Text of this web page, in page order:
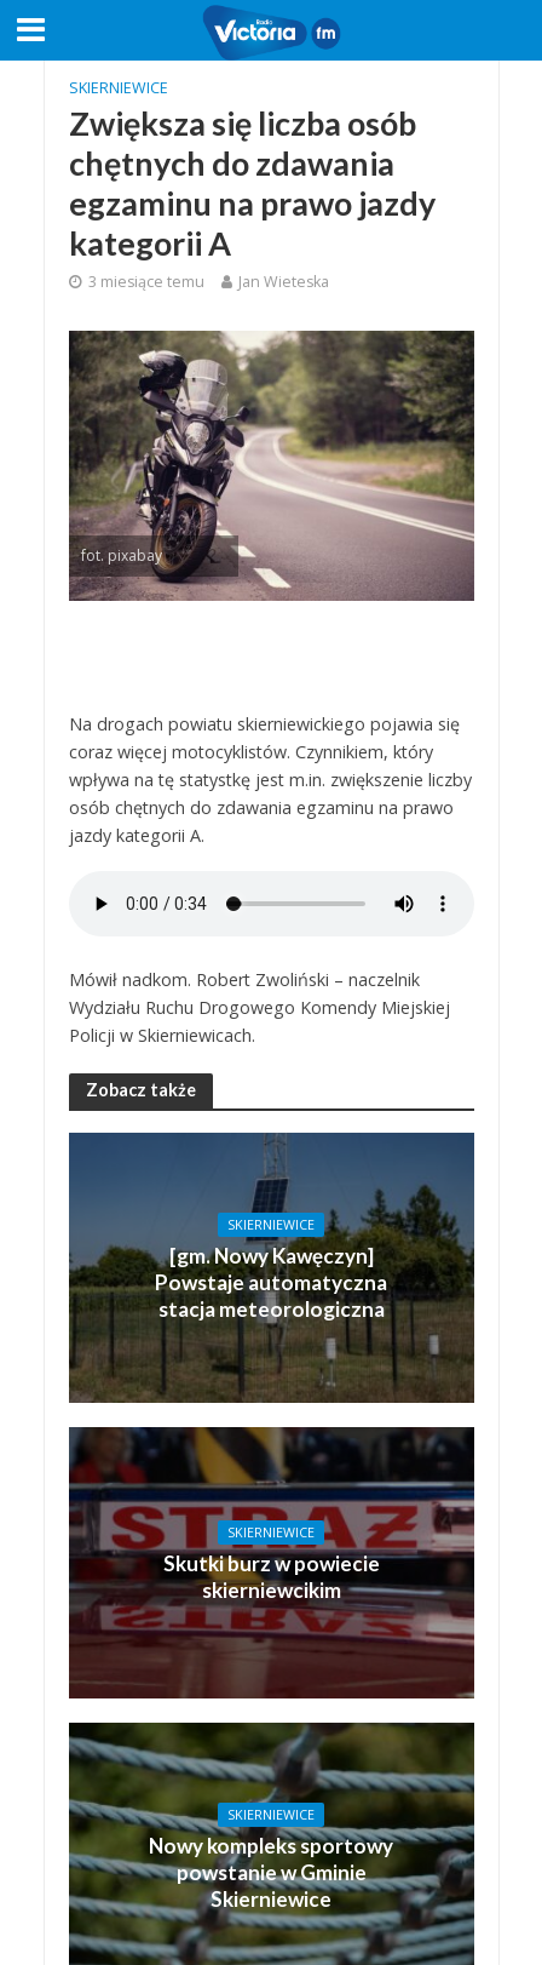
SKIERNIEWICE
Zwiększa się liczba osób
chętnych do zdawania
egzaminu na prawo jazdy
kategorii A
3 miesiące temu Jan Wieteska
fot. pixabay
Na drogach powiatu skierniewickiego pojawia się
coraz więcej motocyklistów. Czynnikiem, który
wpływa na tę statystkę jest m.in. zwiększenie liczby
osób chętnych do zdawania egzaminu na prawo
jazdy kategorii A.
Mówił nadkom. Robert Zwoliński – naczelnik
Wydziału Ruchu Drogowego Komendy Miejskiej
Policji w Skierniewicach.
Zobacz także
SKIERNIEWICE
[gm. Nowy Kawęczyn]
Powstaje automatyczna
stacja meteorologiczna
SKIERNIEWICE
Skutki burz w powiecie
skierniewcikim
SKIERNIEWICE
Nowy kompleks sportowy
powstanie w Gminie
Skierniewice